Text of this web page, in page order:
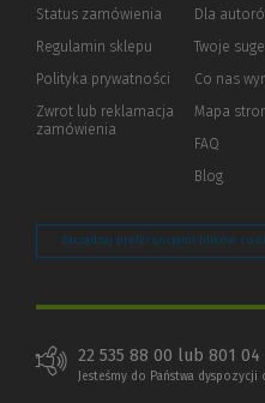
Status zamówienia
Regulamin sklepu
Polityka prywatności (Nowe
(Link
innej
Zwrot lub reklamacja
zamówienia
Dla
Twoje
Co nas
Mapa
FAQ
Blog
Zarządzaj preferencjami plików
22 535 88 00 lub 801 04
Jesteśmy do Państwa